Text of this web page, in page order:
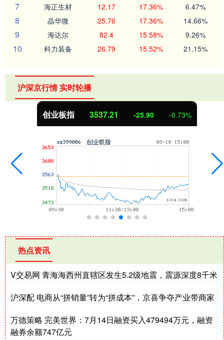
7 海正生材 12.17 17.36% 6.47%
8 晶华微 25.76 17.36% 14.66%
9 海达尔 82.4 15.58% 9.26%
10 科力装备 26.79 15.52% 21.15%
沪深京行情 实时轮播
创业板指 3537.21 -25.90 -0.73%
热点资讯
V交易网 青海海西州直辖区发生5.2级地震，震源深度8千米
沪深配 电商从“拼销量”转为“拼成本”，京喜争夺产业带商家
万德策略 完美世界：7月14日融资买入479494万元，融资
融券余额747亿元